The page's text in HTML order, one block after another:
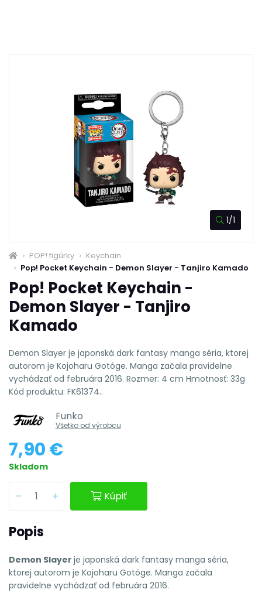
1/1
POP! figúrky
Keychain
Pop! Pocket Keychain - Demon Slayer - Tanjiro Kamado
Pop! Pocket Keychain -
Demon Slayer - Tanjiro
Kamado
Demon Slayer je japonská dark fantasy manga séria, ktorej
autorom je Kojoharu Gotóge. Manga začala pravidelne
vychádzať od februára 2016. Rozmer: 4 cm Hmotnosť: 33g
Kód produktu: FK61374..
Funko
Všetko od výrobcu
7,90 €
Skladom
Kúpiť
Popis
Demon Slayer je japonská dark fantasy manga séria,
ktorej autorom je Kojoharu Gotóge. Manga začala
pravidelne vychádzať od februára 2016.